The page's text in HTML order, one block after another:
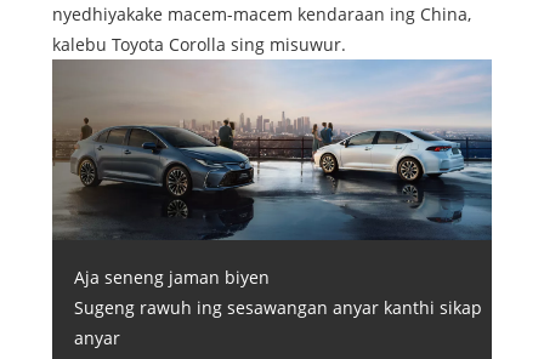
nyedhiyakake macem-macem kendaraan ing China,
kalebu Toyota Corolla sing misuwur.
Aja seneng jaman biyen
Sugeng rawuh ing sesawangan anyar kanthi sikap
anyar